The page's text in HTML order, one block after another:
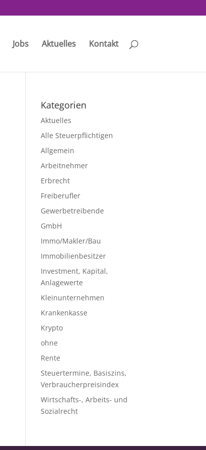
Jobs Aktuelles Kontakt
Kategorien
Aktuelles
Alle Steuerpflichtigen
Allgemein
Arbeitnehmer
Erbrecht
Freiberufler
Gewerbetreibende
GmbH
Immo/Makler/Bau
Immobilienbesitzer
Investment, Kapital,
Anlagewerte
Kleinunternehmen
Krankenkasse
Krypto
ohne
Rente
Steuertermine, Basiszins,
Verbraucherpreisindex
Wirtschafts-, Arbeits- und
Sozialrecht